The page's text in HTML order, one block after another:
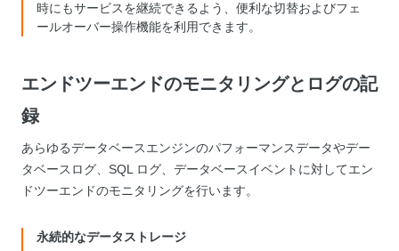
時にもサービスを継続できるよう、便利な切替およびフェ
ールオーバー操作機能を利用できます。
エンドツーエンドのモニタリングとログの記
録
あらゆるデータベースエンジンのパフォーマンスデータやデー
タベースログ、SQL ログ、データベースイベントに対してエン
ドツーエンドのモニタリングを行います。
永続的なデータストレージ